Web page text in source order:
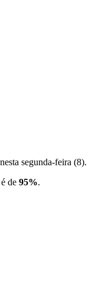
segunda-feira (8).
de 95%.